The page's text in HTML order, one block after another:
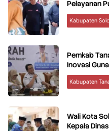
Pelayanan
Kabupaten
Pemkab
Inovasi
Kabupaten
Wali Kota
Kepala